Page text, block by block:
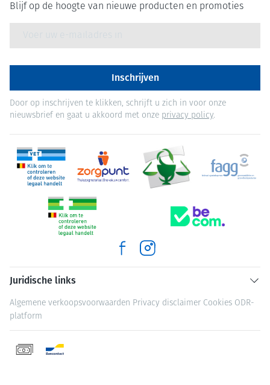
Blijf op de hoogte van nieuwe producten en promoties
Inschrijven
Door op inschrijven te klikken, schrijft u zich in voor onze
nieuwsbrief en gaat u akkoord met onze privacy policy.
Juridische links
Algemene verkoopsvoorwaarden Privacy disclaimer Cookies ODR-
platform